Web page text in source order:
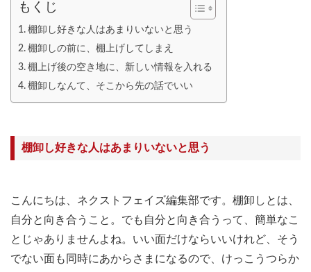
もくじ
棚卸し好きな人はあまりいないと思う
棚卸しの前に、棚上げしてしまえ
棚上げ後の空き地に、新しい情報を入れる
棚卸しなんて、そこから先の話でいい
棚卸し好きな人はあまりいないと思う
こんにちは、ネクストフェイズ編集部です。棚卸しとは、
自分と向き合うこと。でも自分と向き合うって、簡単なこ
とじゃありませんよね。いい面だけならいいけれど、そう
でない面も同時にあからさまになるので、けっこうつらか